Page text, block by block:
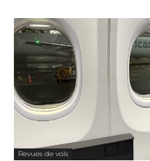
Revues de vols